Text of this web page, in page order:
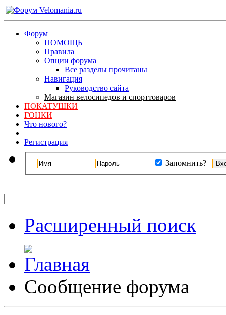
Форум
ПОМОЩЬ
Правила
Опции форума
Все разделы прочитаны
Навигация
Руководство сайта
Магазин велосипедов и спорттоваров
ПОКАТУШКИ
ГОНКИ
Что нового?
Регистрация
Запомнить?
Расширенный поиск
Сообщение форума